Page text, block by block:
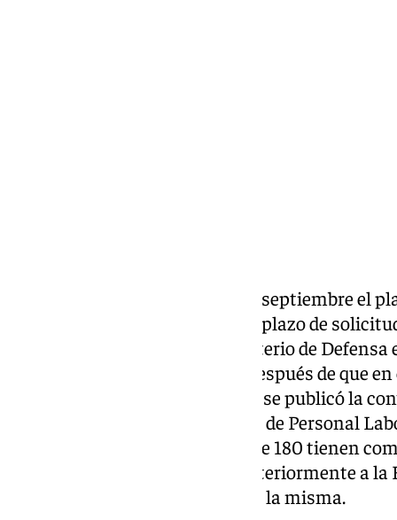
Continúa abierto hasta el 23 de septiembre el
Personal Laboral de Defensa.El plazo de
Personal Laboral Fijo del Ministerio de
hasta el día 23 de septiembre, después de que
(BOE) número 178 de 24 de julio se publicó la
público para cubrir 2.263 plazas de Personal
diferentes localidades, de las que 180 tienen
Higuerón), incorporándose posteriormente a
Tierra, una vez entre en servicio la misma.